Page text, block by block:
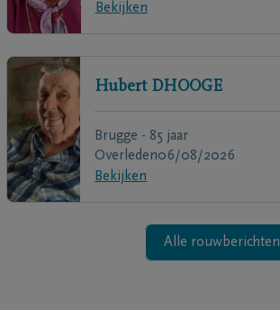
Bekijken
Hubert DHOOGE
Brugge - 85 jaar
Overleden06/08/2026
Bekijken
Alle rouwberichten